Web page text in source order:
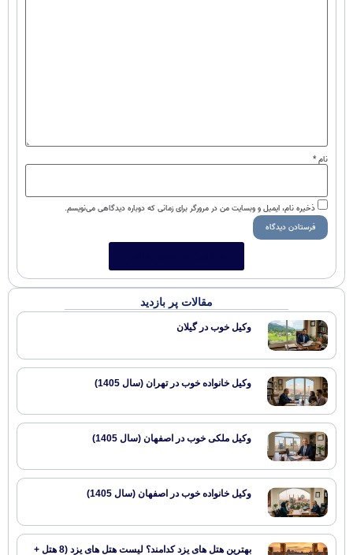
نام*
ذخیره نام، ایمیل و وبسایت من در مرورگر برای زمانی که دوباره دیدگاهی می‌نویسم.
مقالات پر بازدید
وکیل خوب در گیلان
وکیل خانواده خوب در تهران (سال 1405)
وکیل ملکی خوب در اصفهان (سال 1405)
وکیل خانواده خوب در اصفهان (سال 1405)
بهترین هتل های یزد کدامند؟ لیست هتل های یزد (8 هتل +